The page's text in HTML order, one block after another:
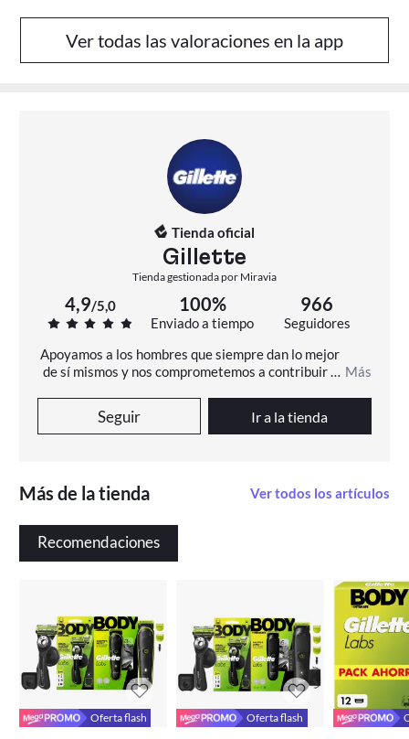
fácilmente,
recomendable,
Ver todas las valoraciones en la app
Tienda oficial
Gillette
Tienda gestionada por Miravia
4,9/5,0 100%
Enviado a tiempo
966
Seguidores
Apoyamos a los hombres que siempre dan lo mejor
de sí mismos y nos comprometemos a contribuir a
Más
Seguir Ir a la tienda
Más de la tienda Ver todos los artículos
Recomendaciones
Oferta flash Oferta flash